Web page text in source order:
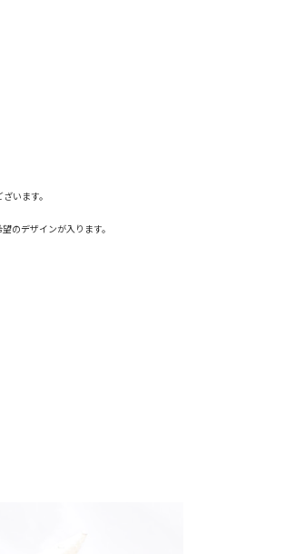
います。
のデザインが入ります。